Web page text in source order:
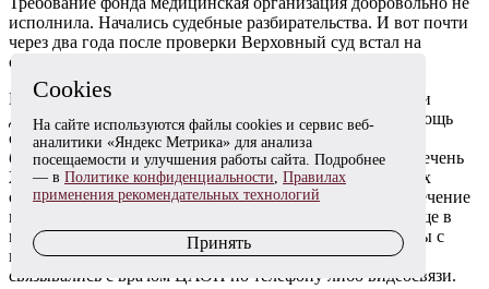
исполнила. Начались судебные разбирательства. И вот почти
через два года после проверки Верховный суд встал на
сторону лечебного учреждения.
Все суды, куда обратилась Кирово-Чепецкая ЦРБ, сочли
доводы ТФОМС несостоятельными. Медицинская помощь
оказана в отношении онкозаболевания, включенного в
базовую программу ОМС, а сам препарат входит в Перечень
ЖНВЛП. Обоснованность назначения лекарства во всех
случаях неоспорима. Переведенные на амбулаторное лечение
пациенты получили препараты на весь курс терапии еще в
момент нахождения на лечении в ЦАОП и ознакомлены с
правилами приема. Более того, все они ежедневно
связывались с врачом ЦАОП по телефону либо видеосвязи.
Cookies
На сайте используются файлы cookies и сервис веб-
аналитики «Яндекс Метрика» для анализа
посещаемости и улучшения работы сайта. Подробнее
— в Политике конфиденциальности, Правилах
применения рекомендательных технологий
Принять